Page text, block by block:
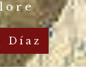
Díaz